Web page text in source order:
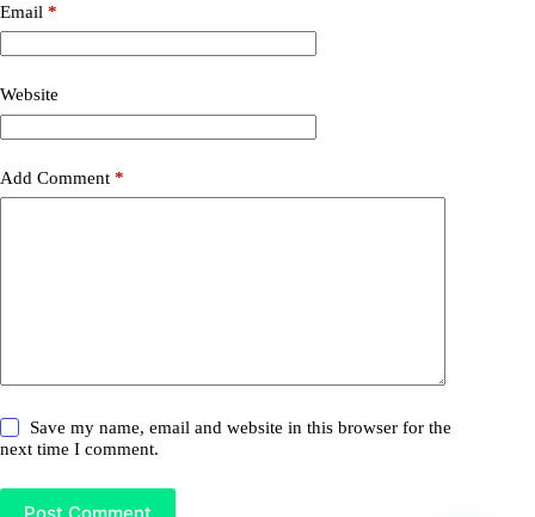
Email *
Website
Add Comment *
Save my name, email and website in this browser for the
next time I comment.
Post Comment